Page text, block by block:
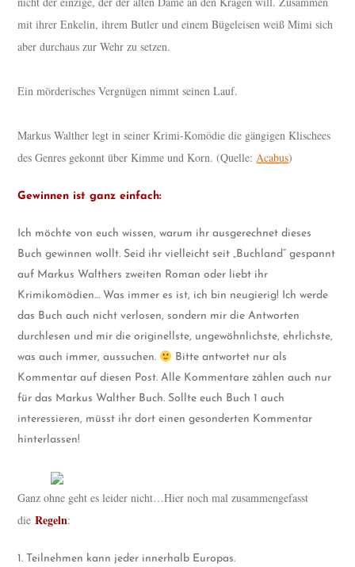
mit ihrer Enkelin, ihrem Butler und einem Bügeleisen weiß Mimi sich
aber durchaus zur Wehr zu setzen.
Ein mörderisches Vergnügen nimmt seinen Lauf.
Markus Walther legt in seiner Krimi-Komödie die gängigen Klischees
des Genres gekonnt über Kimme und Korn. (Quelle:Acabus)
Gewinnen ist ganz einfach:
Ich möchte von euch wissen, warum ihr ausgerechnet dieses
Buch gewinnen wollt. Seid ihr vielleicht seit „Buchland“ gespannt
auf Markus Walthers zweiten Roman oder liebt ihr
Krimikomödien… Was immer es ist, ich bin neugierig! Ich werde
das Buch auch nicht verlosen, sondern mir die Antworten
durchlesen und mir die originellste, ungewöhnlichste, ehrlichste,
was auch immer, aussuchen.
Bitte antwortet nur als
Kommentar auf diesen Post. Alle Kommentare zählen auch nur
für das Markus Walther Buch. Sollte euch Buch 1 auch
interessieren, müsst ihr dort einen gesonderten Kommentar
hinterlassen!
Ganz ohne geht es leider nicht…Hier noch mal zusammengefasst
dieRegeln:
1. Teilnehmen kann jeder innerhalb Europas.